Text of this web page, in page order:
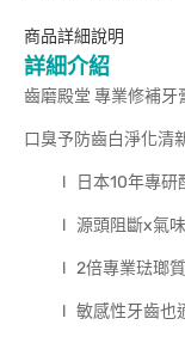
商品詳細說明
詳細介紹
齒磨殿堂 專業修補
口臭予防齒白淨化清
l 日本10年專研
l 源頭阻斷x氣
l 2倍專業琺瑯
l 敏感性牙齒也